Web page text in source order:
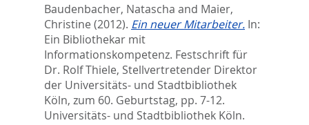
Baudenbacher, Natascha and Maier,
Christine (2012). Ein neuer Mitarbeiter. In:
Ein Bibliothekar mit
Informationskompetenz. Festschrift für
Dr. Rolf Thiele, Stellvertretender Direktor
der Universitäts- und Stadtbibliothek
Köln, zum 60. Geburtstag, pp. 7-12.
Universitäts- und Stadtbibliothek Köln.